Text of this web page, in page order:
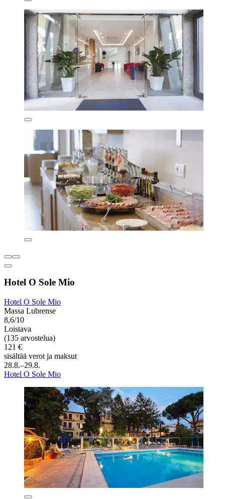
Hotel O Sole Mio
Hotel O Sole Mio
Massa Lubrense
8,6/10
Loistava
(135 arvostelua)
121 €
sisältää verot ja maksut
28.8.–29.8.
Hotel O Sole Mio